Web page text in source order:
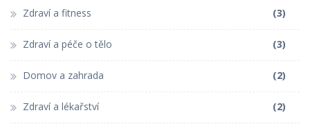
Zdraví a fitness (3)
Zdraví a péče o tělo (3)
Domov a zahrada (2)
Zdraví a lékařství (2)